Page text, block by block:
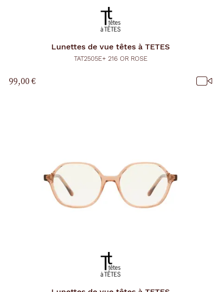
Lunettes de vue têtes à TETES
TAT2505E+ 216 OR ROSE
99,00 €